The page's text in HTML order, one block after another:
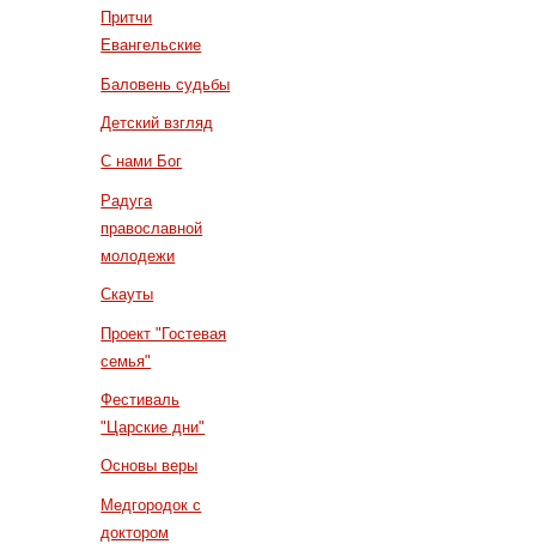
Притчи
Евангельские
Баловень судьбы
Детский взгляд
С нами Бог
Радуга
православной
молодежи
Скауты
Проект "Гостевая
семья"
Фестиваль
"Царские дни"
Основы веры
Медгородок с
доктором